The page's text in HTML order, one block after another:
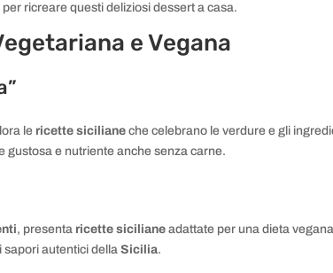
ricreare questi deliziosi dessert a casa.
e Vegana
le ricette siciliane che celebrano le verdure e gli
gustosa e nutriente anche senza carne.
, presenta ricette siciliane adattate per una dieta
sapori autentici dellaSicilia.